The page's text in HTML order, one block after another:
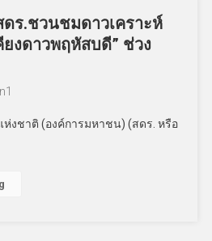
ร.ชวนชมดาวเคราะห์
งดาวพฤหัสบดี” ช่วง
งชาติ (องค์การมหาชน) (สดร. หรือ